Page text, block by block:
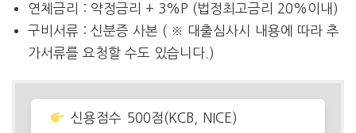
연체금리 : 약정금리 + 3%P (법정최고금리 20%이내)
구비서류 : 신분증 사본 ( ※ 대출심사시 내용에 따라 추
가서류를 요청할 수도 있습니다.)
신용점수 500점(KCB, NICE)